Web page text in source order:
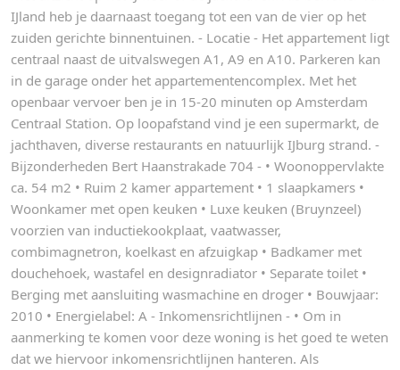
IJland heb je daarnaast toegang tot een van de vier op het
zuiden gerichte binnentuinen. - Locatie - Het appartement ligt
centraal naast de uitvalswegen A1, A9 en A10. Parkeren kan
in de garage onder het appartementencomplex. Met het
openbaar vervoer ben je in 15-20 minuten op Amsterdam
Centraal Station. Op loopafstand vind je een supermarkt, de
jachthaven, diverse restaurants en natuurlijk IJburg strand. -
Bijzonderheden Bert Haanstrakade 704 - • Woonoppervlakte
ca. 54 m2 • Ruim 2 kamer appartement • 1 slaapkamers •
Woonkamer met open keuken • Luxe keuken (Bruynzeel)
voorzien van inductiekookplaat, vaatwasser,
combimagnetron, koelkast en afzuigkap • Badkamer met
douchehoek, wastafel en designradiator • Separate toilet •
Berging met aansluiting wasmachine en droger • Bouwjaar:
2010 • Energielabel: A - Inkomensrichtlijnen - • Om in
aanmerking te komen voor deze woning is het goed te weten
dat we hiervoor inkomensrichtlijnen hanteren. Als